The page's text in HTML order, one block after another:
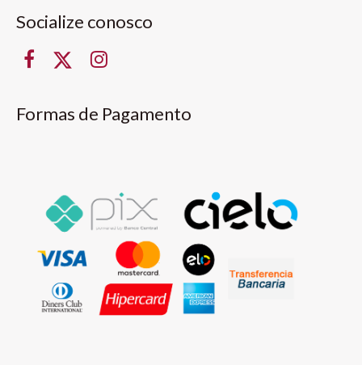
Socialize conosco
Formas de Pagamento